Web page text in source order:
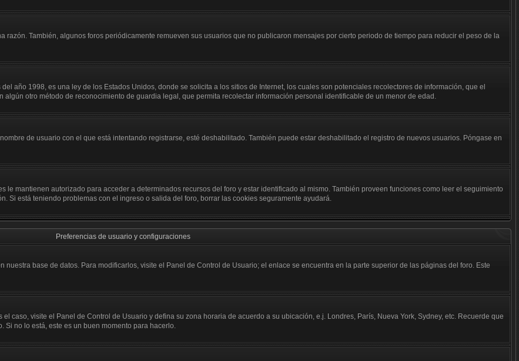
También, algunos foros periódicamente remueven sus usuarios que no publicaron mensajes por cierto periodo de tiempo para reducir el peso de la
año 1998, es una ley de los Estados Unidos, donde se solicita a los sitios de Internet, los cuales son potenciales recolectores de información, que el
otro método de reconocimiento de guardia legal, que permita recolectar información personal identificable de un menor de edad.
de usuario con el que está intentando registrarse, esté deshabilitado. También puede estar deshabilitado el registro de nuevos usuarios. Póngase en
le mantienen autorizado para acceder a determinados recursos del foro y estar identificado al mismo. También proveen funciones como leer el seguimiento
Si está teniendo problemas con el ingreso o salida del foro, borrar las cookies seguramente ayudará.
Preferencias de usuario y configuraciones
base de datos. Para modificarlos, visite el Panel de Control de Usuario; el enlace se encuentra en la parte superior de las páginas del foro. Este
caso, visite el Panel de Control de Usuario y defina su zona horaria de acuerdo a su ubicación, e.j. Londres, París, Nueva York, Sydney, etc. Recuerde que
Si no lo está, este es un buen momento para hacerlo.